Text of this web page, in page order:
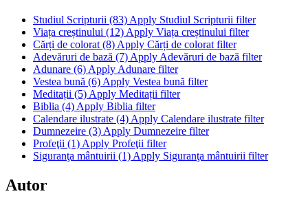
Studiul Scripturii (83) Apply Studiul Scripturii filter
Viața creștinului (12) Apply Viața creștinului filter
Cărți de colorat (8) Apply Cărți de colorat filter
Adevăruri de bază (7) Apply Adevăruri de bază filter
Adunare (6) Apply Adunare filter
Vestea bună (6) Apply Vestea bună filter
Meditații (5) Apply Meditații filter
Biblia (4) Apply Biblia filter
Calendare ilustrate (4) Apply Calendare ilustrate filter
Dumnezeire (3) Apply Dumnezeire filter
Profeţii (1) Apply Profeţii filter
Siguranţa mântuirii (1) Apply Siguranţa mântuirii filter
Autor